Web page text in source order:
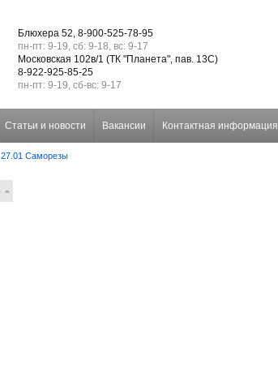
Блюхера 52, 8-900-525-78-95
пн-пт: 9-19, сб: 9-18, вс: 9-17
Московская 102в/1 (ТК "Планета", пав. 13С)
8-922-925-85-25
пн-пт: 9-19, сб-вс: 9-17
Статьи и новости Вакансии Контактная информация
27.01 Саморезы